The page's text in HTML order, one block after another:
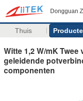
Dongguan
Thuis
Witte 1,2 W/mK
geleidende
componenten